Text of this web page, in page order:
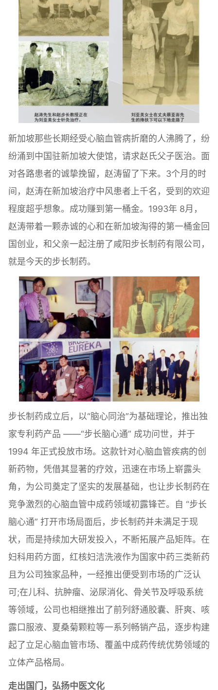
新加坡那些长期经受心脑血管病折磨的人沸腾了，纷
纷涌到中国驻新加坡大使馆，请求赵氏父子医治。面
对各路患者的诚挚挽留，赵涛留了下来。3个月的时
间，赵涛在新加坡治疗中风患者上千名，受到的欢迎
程度超乎想象。成功赚到第一桶金。1993年 8月，
赵涛带着一颗赤诚的心和在新加坡淘得的第一桶金回
国创业，和父亲一起注册了咸阳步长制药有限公司，
就是今天的步长制药。
步长制药成立后，以“脑心同治”为基础理论，推出独
家专利药产品 ——“步长脑心通” 成功问世，并于
1994 年正式投放市场。这款针对心脑血管疾病的创
新药物，凭借其显著的疗效，迅速在市场上崭露头
角，为公司奠定了坚实的发展基础，也让步长制药在
竞争激烈的心脑血管中成药领域初露锋芒。自 “步长
脑心通” 打开市场局面后，步长制药并未满足于现
状，而是持续加大研发投入，不断拓展产品矩阵。在
妇科用药方面，红核妇洁洗液作为国家中药三类新药
且为公司独家品种，一经推出便受到市场的广泛认
可;在儿科、抗肿瘤、泌尿消化、骨关节及呼吸系统
等领域，公司也相继推出了前列舒通胶囊、肝爽、咳
露口服液、夏桑菊颗粒等一系列畅销产品，逐步构建
起了立足心脑血管市场、覆盖中成药传统优势领域的
立体产品格局。
走出国门，弘扬中医文化